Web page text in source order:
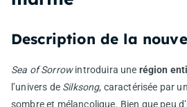
Description de la
Sea of Sorrowintroduira une région
l’univers de Silksong, caractérisée par
sombre et mélancolique. Bien que peu